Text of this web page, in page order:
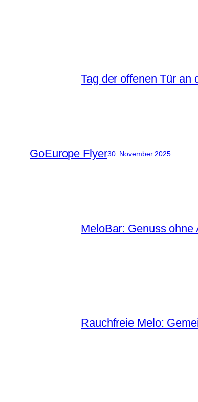
Tag der offenen Tür an
GoEurope Flyer30. November 2025
MeloBar: Genuss
Rauchfreie Melo: